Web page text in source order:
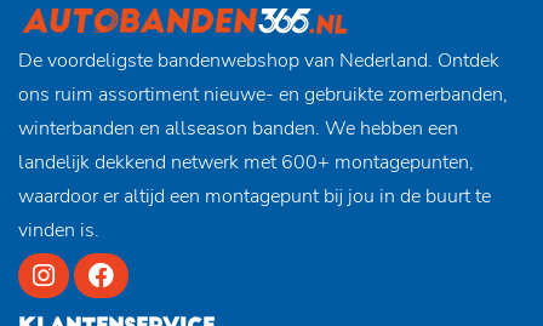
De voordeligste bandenwebshop van Nederland. Ontdek
ons ruim assortiment nieuwe- en gebruikte zomerbanden,
winterbanden en allseason banden. We hebben een
landelijk dekkend netwerk met 600+ montagepunten,
waardoor er altijd een montagepunt bij jou in de buurt te
vinden is.